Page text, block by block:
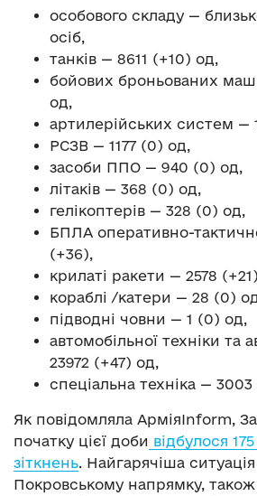
особового складу —
осіб,
танків — 8611 (+10) од,
бойових броньованих
од,
артилерійських систем —
РСЗВ — 1177 (0) од,
засоби ППО — 940 (0) од,
літаків — 368 (0) од,
гелікоптерів — 328 (0) од,
БПЛА оперативно-
(+36),
крилаті ракети — 2578
кораблі /катери — 28 (0)
підводні човни — 1 (0) од,
автомобільної техніки та
23972 (+47) од,
спеціальна техніка —
Як повідомляла АрміяInform,
початку цієї доби відбулося
зіткнень. Найгарячіша
Покровському напрямку,